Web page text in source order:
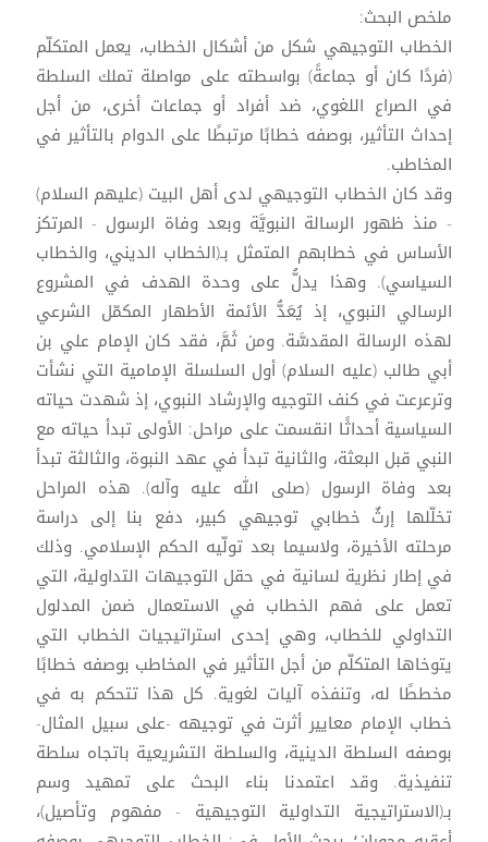
ملخص البحث:
الخطاب التوجيهي شكل من أشكال الخطاب، يعمل المتكلّم
(فردًا كان أو جماعةً) بواسطته على مواصلة تملك السلطة
في الصراع اللغوي، ضد أفراد أو جماعات أخرى، من أجل
إحداث التأثير، بوصفه خطابًا مرتبطًا على الدوام بالتأثير في
المخاطب.
وقد كان الخطاب التوجيهي لدى أهل البيت (عليهم السلام)
- منذ ظهور الرسالة النبويَّة وبعد وفاة الرسول - المرتكز
الأساس في خطابهم المتمثل بـ(الخطاب الديني، والخطاب
السياسي). وهذا يدلُّ على وحدة الهدف في المشروع
الرسالي النبوي، إذ يُعَدُّ الأئمة الأطهار المكمّل الشرعي
لهذه الرسالة المقدسَّة. ومن ثَمَّ، فقد كان الإمام علي بن
أبي طالب (عليه السلام) أول السلسلة الإمامية التي نشأت
وترعرعت في كنف التوجيه والإرشاد النبوي، إذ شهدت حياته
السياسية أحداثًا انقسمت على مراحل: الأولى تبدأ حياته مع
النبي قبل البعثة، والثانية تبدأ في عهد النبوة، والثالثة تبدأ
بعد وفاة الرسول (صلى الله عليه وآله). هذه المراحل
تخلّلها إرثٌ خطابي توجيهي كبير، دفع بنا إلى دراسة
مرحلته الأخيرة، ولاسيما بعد تولّيه الحكم الإسلامي. وذلك
في إطار نظرية لسانية في حقل التوجيهات التداولية، التي
تعمل على فهم الخطاب في الاستعمال ضمن المدلول
التداولي للخطاب، وهي إحدى استراتيجيات الخطاب التي
يتوخاها المتكلّم من أجل التأثير في المخاطب بوصفه خطابًا
مخططًا له، وتنفذه آليات لغوية. كل هذا تتحكم به في
خطاب الإمام معايير أثرت في توجيهه -على سبيل المثال-
بوصفه السلطة الدينية، والسلطة التشريعية باتجاه سلطة
تنفيذية. وقد اعتمدنا بناء البحث على تمهيد وسم
بـ(الاستراتيجية التداولية التوجيهية - مفهوم وتأصيل)،